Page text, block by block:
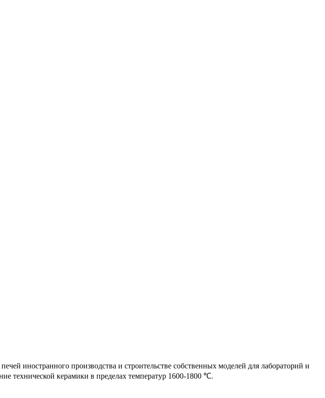
иностранного производства и строительстве собственных моделей для лабораторий и
технической керамики в пределах температур 1600-1800 ℃.